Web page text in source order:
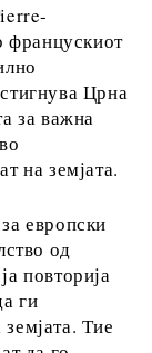
францускиот
Црна
за важна
на земјата.
европски
од
повторија
ги
Тие